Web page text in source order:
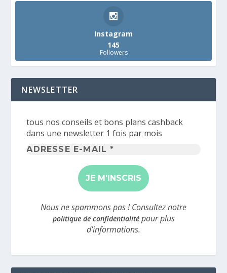
Instagram
145
Followers
NEWSLETTER
tous nos conseils et bons plans cashback
dans une newsletter 1 fois par mois
Adresse
mail
*
Nous ne spammons pas ! Consultez notre
politique de confidentialitépour plus
d’informations.